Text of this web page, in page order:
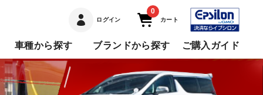
ログイン
0
カート
車種から探す ブランドから探す ご購入ガイド